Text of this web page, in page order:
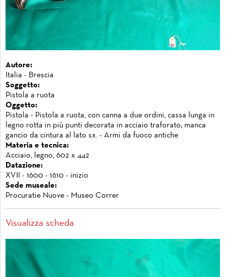
Autore:
Italia - Brescia
Soggetto:
Pistola a ruota
Oggetto:
Pistola - Pistola a ruota, con canna a due ordini, cassa lunga in
legno rotta in più punti decorata in acciaio traforato; manca
gancio da cintura al lato sx. - Armi da fuoco antiche
Materia e tecnica:
Acciaio, legno, 602 x 442
Datazione:
XVII - 1600 - 1610 - inizio
Sede museale:
Procuratie Nuove - Museo Correr
Visualizza scheda